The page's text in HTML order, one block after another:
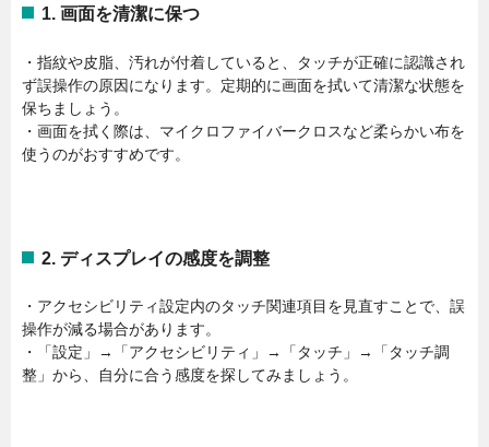
1. 画面を清潔に保つ
・指紋や皮脂、汚れが付着していると、タッチが正確に認識され
ず誤操作の原因になります。定期的に画面を拭いて清潔な状態を
保ちましょう。
・画面を拭く際は、マイクロファイバークロスなど柔らかい布を
使うのがおすすめです。
2. ディスプレイの感度を調整
・アクセシビリティ設定内のタッチ関連項目を見直すことで、誤
操作が減る場合があります。
・「設定」→「アクセシビリティ」→「タッチ」→「タッチ調
整」から、自分に合う感度を探してみましょう。